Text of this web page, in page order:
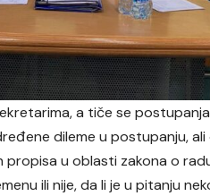
a tiče se
dileme u postupanju,
u oblasti zakona o
ili nije, da li je u pitanju